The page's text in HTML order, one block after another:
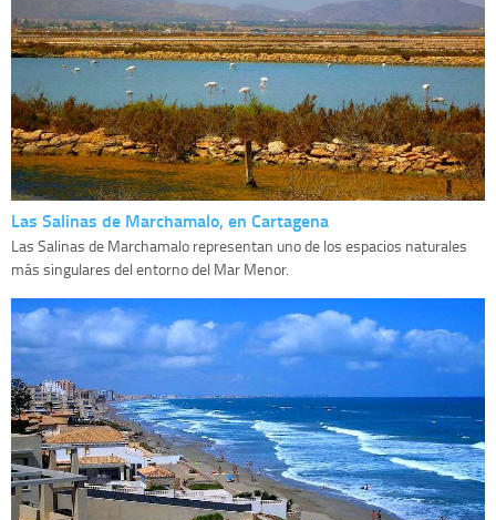
Las Salinas de Marchamalo, en Cartagena
Las Salinas de Marchamalo representan uno de los espacios naturales
más singulares del entorno del Mar Menor.